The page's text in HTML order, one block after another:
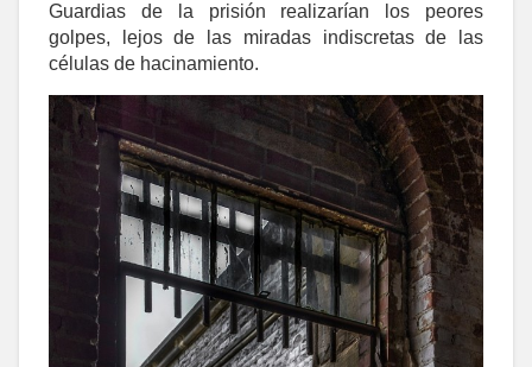
Guardias de la prisión realizarían los peores
golpes, lejos de las miradas indiscretas de las
células de hacinamiento.